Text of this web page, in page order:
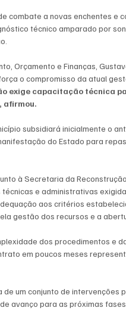
combate a novas enchentes e
técnico amparado por
Orçamento e Finanças,
o compromisso da atual
exige capacitação técnica
afirmou.
subsidiará inicialmente o
do Estado para
à Secretaria da
e administrativas
aos critérios
gestão dos recursos e a
dos procedimentos e
em poucos meses
de um conjunto de
avanço para as próximas